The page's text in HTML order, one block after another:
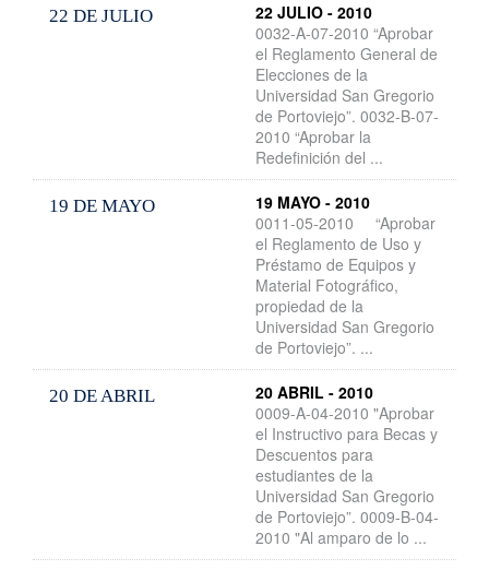
22 DE JULIO
22 JULIO - 2010
0032-A-07-2010 “Aprobar
el Reglamento General de
Elecciones de la
Universidad San Gregorio
de Portoviejo”. 0032-B-07-
2010 “Aprobar la
Redefinición del ...
19 DE MAYO
19 MAYO - 2010
0011-05-2010 “Aprobar
el Reglamento de Uso y
Préstamo de Equipos y
Material Fotográfico,
propiedad de la
Universidad San Gregorio
de Portoviejo”. ...
20 DE ABRIL
20 ABRIL - 2010
0009-A-04-2010 "Aprobar
el Instructivo para Becas y
Descuentos para
estudiantes de la
Universidad San Gregorio
de Portoviejo”. 0009-B-04-
2010 "Al amparo de lo ...